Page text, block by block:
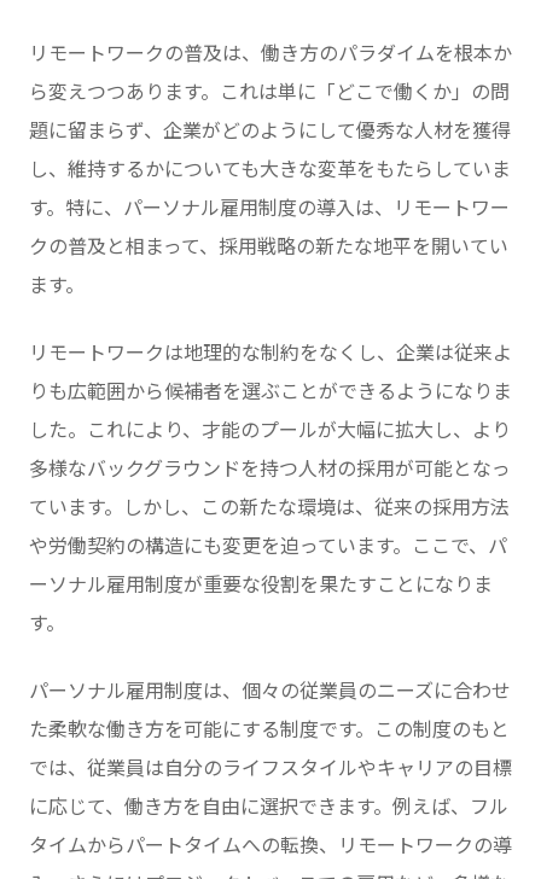
リモートワークの普及は、働き方のパラダイムを根本か
ら変えつつあります。これは単に「どこで働くか」の問
題に留まらず、企業がどのようにして優秀な人材を獲得
し、維持するかについても大きな変革をもたらしていま
す。特に、パーソナル雇用制度の導入は、リモートワー
クの普及と相まって、採用戦略の新たな地平を開いてい
ます。
リモートワークは地理的な制約をなくし、企業は従来よ
りも広範囲から候補者を選ぶことができるようになりま
した。これにより、才能のプールが大幅に拡大し、より
多様なバックグラウンドを持つ人材の採用が可能となっ
ています。しかし、この新たな環境は、従来の採用方法
や労働契約の構造にも変更を迫っています。ここで、パ
ーソナル雇用制度が重要な役割を果たすことになりま
す。
パーソナル雇用制度は、個々の従業員のニーズに合わせ
た柔軟な働き方を可能にする制度です。この制度のもと
では、従業員は自分のライフスタイルやキャリアの目標
に応じて、働き方を自由に選択できます。例えば、フル
タイムからパートタイムへの転換、リモートワークの導